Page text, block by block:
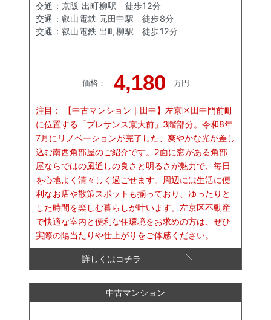
交通： 京阪 出町柳駅 徒歩12分
交通： 叡山電鉄 元田中駅 徒歩8分
交通： 叡山電鉄 出町柳駅 徒歩12分
価格： 4,180 万円
注目：
【中古マンション｜田中】左京区田中門前町
に位置する「プレサンス京大前」3階部分。令和8年
7月にリノベーションが完了した、爽やかな光が差し
込む南西角部屋のご紹介です。2面に窓がある角部
屋ならではの風通しの良さと明るさが魅力で、毎日
を心地よく清々しく過ごせます。周辺には生活に便
利なお店や散策スポットも揃っており、ゆったりと
した時間を楽しむ暮らしが叶います。左京区不動産
で快適な室内と便利な住環境をお求めの方は、ぜひ
実際の陽当たりや仕上がりをご体感ください。
詳しくはコチラ
中古マンション